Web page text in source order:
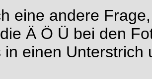
eine andere
Ä Ö Ü bei den
in einen Unterstrich